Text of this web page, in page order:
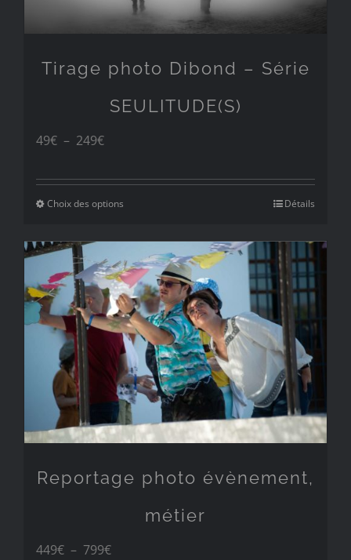
Tirage photo Dibond – Série
SEULITUDE(S)
49€ – 249€Plage
prix :
à
249€
Choix des options Détails
Reportage photo évènement,
métier
449€ – 799€Plage